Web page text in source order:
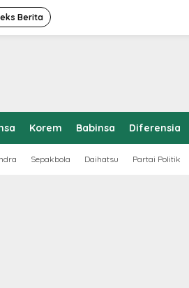
Berita
Korem Babinsa Diferensia
Sepakbola Daihatsu Partai Politik